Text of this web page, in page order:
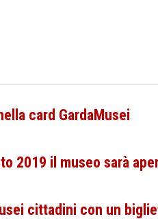
card GardaMusei
2019 il museo sarà
cittadini con un